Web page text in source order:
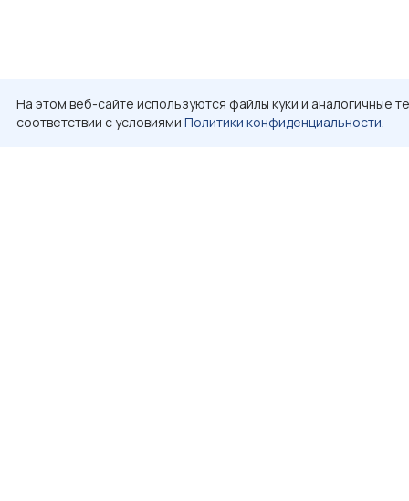
На этом веб-сайте используются файлы куки и аналогичные
соответствии с условиями Политики конфиденциальности.